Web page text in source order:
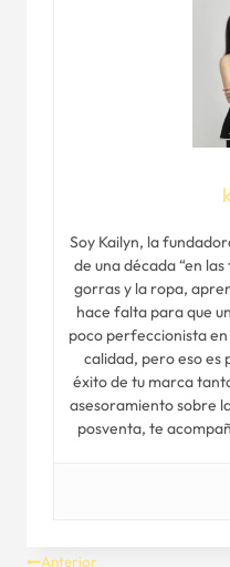
Soy Kailyn, la
de una década “en
gorras y la ropa,
hace falta para que
poco perfeccionista
calidad, pero eso es
éxito de tu marca
asesoramiento sobre
posventa, te
Anterior